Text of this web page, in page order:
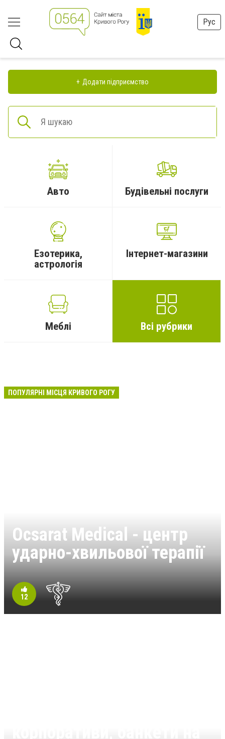
Рус
Додати підприємство
Авто Будівельні послуги
Езотерика,
астрологія
Інтернет-магазини
Меблі Всі рубрики
ПОПУЛЯРНІ МІСЦЯ КРИВОГО РОГУ
Ocsarat Medical - центр
ударно-хвильової терапії
12